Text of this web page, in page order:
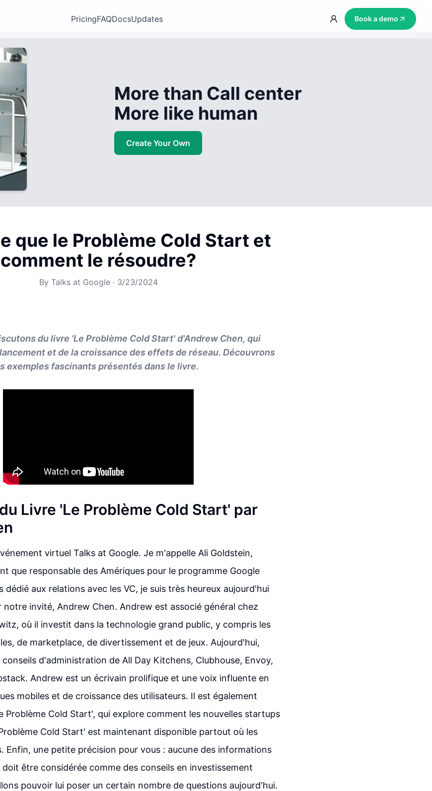
PricingFAQDocsUpdates Book a demo
More than Call center
More like human
Create Your Own
que le Problème Cold Start et
comment le résoudre?
By Talks at Google· 3/23/2024
du livre 'Le Problème Cold Start' d'Andrew Chen, qui
et de la croissance des effets de réseau. Découvrons
exemples fascinants présentés dans le livre.
Livre 'Le Problème Cold Start' par
virtuel Talks at Google. Je m'appelle Ali Goldstein,
que responsable des Amériques pour le programme Google
dédié aux relations avec les VC, je suis très heureux aujourd'hui
notre invité, Andrew Chen. Andrew est associé général chez
où il investit dans la technologie grand public, y compris les
de marketplace, de divertissement et de jeux. Aujourd'hui,
d'administration de All Day Kitchens, Clubhouse, Envoy,
Andrew est un écrivain prolifique et une voix influente en
mobiles et de croissance des utilisateurs. Il est également
Problème Cold Start', qui explore comment les nouvelles startups
Cold Start' est maintenant disponible partout où les
Enfin, une petite précision pour vous : aucune des informations
être considérée comme des conseils en investissement
pouvoir lui poser un certain nombre de questions aujourd'hui.